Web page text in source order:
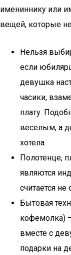
имениннику или
вещей, которые
Нельзя
если
девушка
часики,
плату.
веселым, а
хотела.
Полотенце,
являются
считается
Бытовая
кофемолка)
вместе с
подарки на